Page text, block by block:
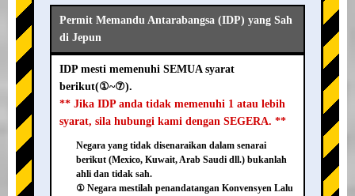
Permit Memandu Antarabangsa (IDP) yang Sah
di Jepun
IDP mesti memenuhi SEMUA syarat
berikut(①~⑦).
** Jika IDP anda tidak memenuhi 1 atau lebih
syarat, sila hubungi kami dengan SEGERA. **
Negara yang tidak disenaraikan dalam senarai
berikut (Mexico, Kuwait, Arab Saudi dll.) bukanlah
ahli dan tidak sah.
① Negara mestilah penandatangan Konvensyen Lalu